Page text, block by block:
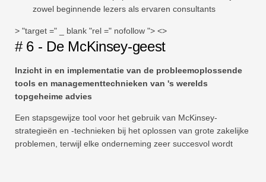
zowel beginnende lezers als ervaren consultants
> "target =" _ blank "rel =" nofollow "> <>
# 6 - De McKinsey-geest
Inzicht in en implementatie van de probleemoplossende
tools en managementtechnieken van 's werelds
topgeheime advies
Een stapsgewijze tool voor het gebruik van McKinsey-
strategieën en -technieken bij het oplossen van grote zakelijke
problemen, terwijl elke onderneming zeer succesvol wordt